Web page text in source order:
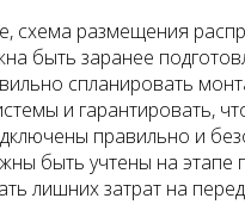
схема размещения
быть заранее
спланировать
и гарантировать,
правильно и
быть учтены на этапе
лишних затрат на